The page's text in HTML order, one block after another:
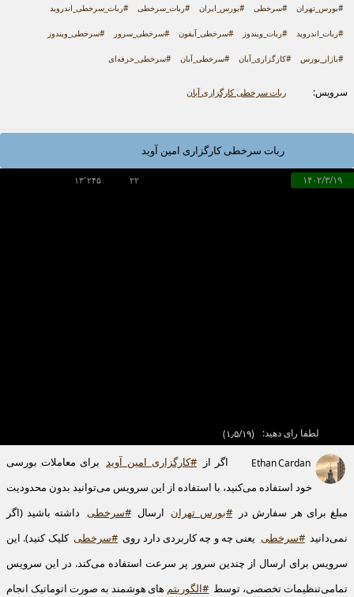
#بورس_تهران #سرخطی #بورس_ایران #ربات_سرخطی #ربات_سرخطی_اندروید
#ربات_اندروید #ربات_ویندوز #سرخطی_آیفون #سرخطی_سرور #سرخطی_ویندوز
#بازار_بورس #کارگزاری_آبان #سرخطی_آبان #سرخطی_حرفه‌ای
سرویس: ربات سرخطی کارگزاری آبان
ربات سرخطی کارگزاری امین آوید
۱۴۰۲/۳/۱۹ ۲۲ ۱۳٬۲۴۵
لطفا رای دهید: ( ۱٫۵/۱۹)
Ethan Cardan اگر از #کارگزاری_امین_آوید برای معاملات بورسی
خود استفاده می‌کنید، با استفاده از این سرویس می‌توانید بدون محدودیت
مبلغ برای هر سفارش در
#بورس_تهران ارسال #سرخطی داشته باشید (اگر
نمی‌دانید #سرخطی یعنی چه و چه کاربردی دارد روی #سرخطی کلیک کنید). این
سرویس برای ارسال از چندین سرور پر سرعت استفاده می‌کند. در این سرویس
تمامی‌تنظیمات تخصصی، توسط #الگوریتم ‌های هوشمند به صورت اتوماتیک انجام